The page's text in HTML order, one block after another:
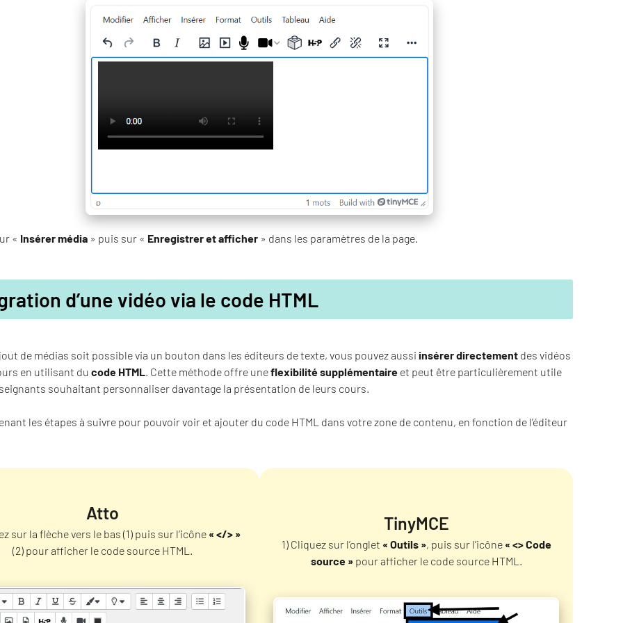
« Insérer média » puis sur « Enregistrer et afficher » dans les paramètres de la page.
d’une vidéo via le code HTML
de médias soit possible via un bouton dans les éditeurs de texte, vous pouvez aussi insérer directement des vidéos
en utilisant du code HTML. Cette méthode offre uneflexibilité supplémentaire et peut être particulièrement utile
souhaitant personnaliser davantage la présentation de leurs cours.
les étapes à suivre pour pouvoir voir et ajouter du code HTML dans votre zone de contenu, en fonction de l’éditeur
Atto
sur la flèche vers le bas (1) puis sur l’icône « </> »
(2) pour afficher le code source HTML.
TinyMCE
1) Cliquez sur l’onglet « Outils », puis sur l’icône « <> Code
source »pour afficher le code source HTML.